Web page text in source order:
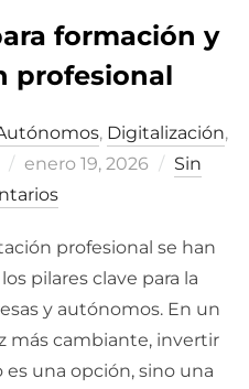
formación y
profesional
, Digitalización,
Publicado
el
enero 19, 2026
Sin
profesional se han
pilares clave para la
y autónomos. En un
más cambiante, invertir
una opción, sino una